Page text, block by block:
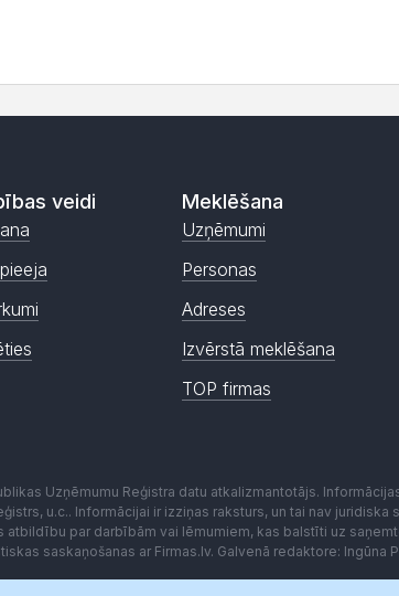
veidi Meklēšana
Uzņēmumi
Personas
Adreses
Izvērstā meklēšana
TOP firmas
Uzņēmumu Reģistra datu atkalizmantotājs.
u.c.. Informācijai ir izziņas raksturs, un tai nav
atbildību par darbībām vai lēmumiem, kas balstīti uz
saskaņošanas ar Firmas.lv. Galvenā redaktore: Ingūna